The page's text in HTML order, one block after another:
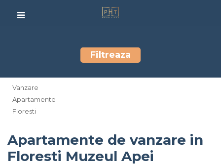
Filtreaza
Vanzare
Apartamente
Floresti
Apartamente de vanzare in
Floresti Muzeul Apei